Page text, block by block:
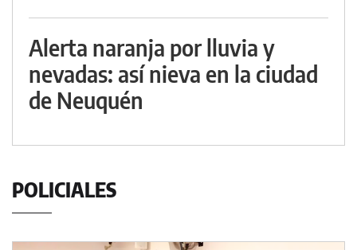
Alerta naranja por lluvia y
nevadas: así nieva en la ciudad
de Neuquén
POLICIALES